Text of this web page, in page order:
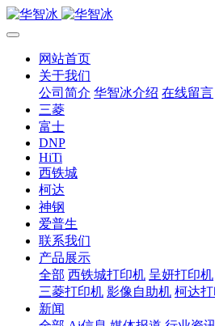
网站首页
关于我们
公司简介 华智冰介绍 在线留言
三菱
富士
DNP
HiTi
西铁城
柯达
神钢
爱普生
联系我们
产品展示
全部 西铁城打印机 呈妍打印机
三菱打印机 影像自助机 柯达
新闻